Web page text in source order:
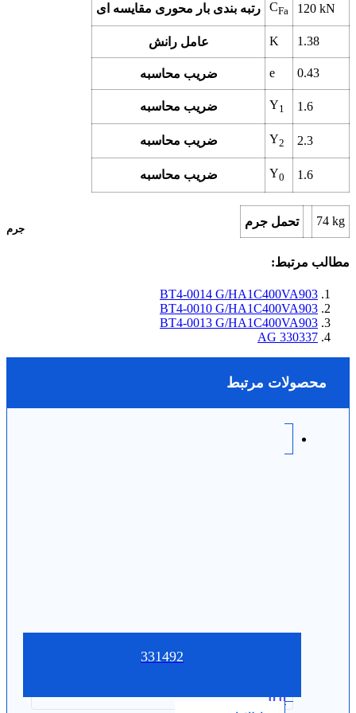
رتبه بندی بار محوری مقایسه ای CFa 120 kN
عامل رانش K 1.38
ضریب محاسبه e 0.43
ضریب محاسبه Y1 1.6
ضریب محاسبه Y2 2.3
ضریب محاسبه Y0 1.6
جرم
تحمل جرم 74 kg
مطالب مرتبط:
BT4-0014 G/HA1C400VA903
BT4-0010 G/HA1C400VA903
BT4-0013 G/HA1C400VA903
330337 AG
محصولات مرتبط
331492
0.0